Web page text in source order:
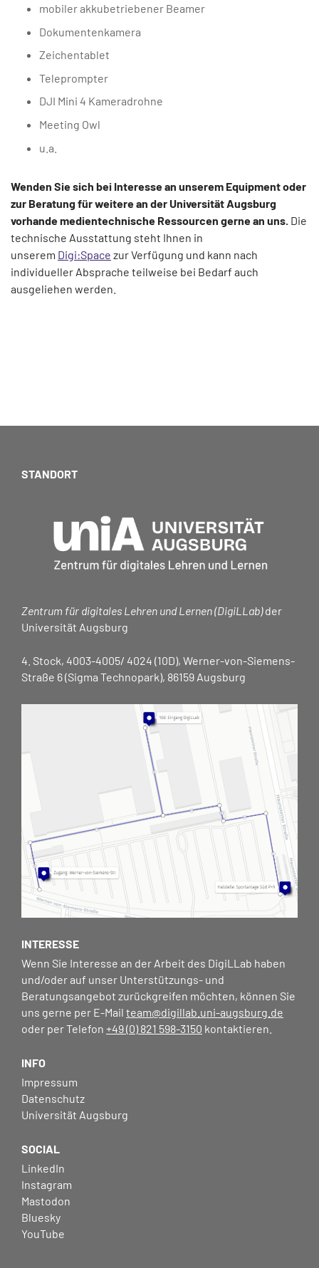
mobiler akkubetriebener Beamer
Dokumentenkamera
Zeichentablet
Teleprompter
DJI Mini 4 Kameradrohne
Meeting Owl
u.a.
Wenden Sie sich bei Interesse an unserem Equipment oder
zur Beratung für weitere an der Universität Augsburg
vorhande medientechnische Ressourcen gerne an uns. Die
technische Ausstattung steht Ihnen in
unserem Digi:Space zur Verfügung und kann nach
individueller Absprache teilweise bei Bedarf auch
ausgeliehen werden.
STANDORT
Zentrum für digitales Lehren und Lernen (DigiLLab)der
Universität Augsburg
4. Stock, 4003-4005/ 4024 (10D), Werner-von-Siemens-
Straße 6 (Sigma Technopark), 86159 Augsburg
INTERESSE
Wenn Sie Interesse an der Arbeit des DigiLLab haben
und/oder auf unser Unterstützungs- und
Beratungsangebot zurückgreifen möchten, können Sie
uns gerne per E-Mail team@digillab.uni-augsburg.de
oder per Telefon +49 (0) 821 598-3150 kontaktieren.
INFO
Impressum
Datenschutz
Universität Augsburg
SOCIAL
LinkedIn
Instagram
Mastodon
Bluesky
YouTube